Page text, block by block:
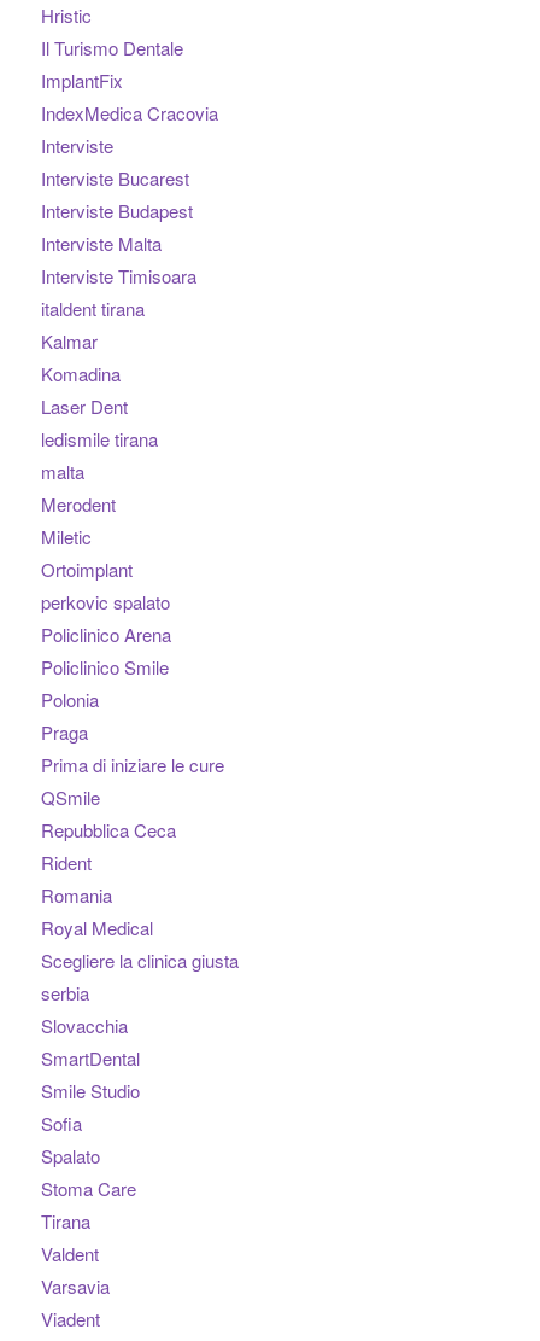
Hristic
Il Turismo Dentale
ImplantFix
IndexMedica Cracovia
Interviste
Interviste Bucarest
Interviste Budapest
Interviste Malta
Interviste Timisoara
italdent tirana
Kalmar
Komadina
Laser Dent
ledismile tirana
malta
Merodent
Miletic
Ortoimplant
perkovic spalato
Policlinico Arena
Policlinico Smile
Polonia
Praga
Prima di iniziare le cure
QSmile
Repubblica Ceca
Rident
Romania
Royal Medical
Scegliere la clinica giusta
serbia
Slovacchia
SmartDental
Smile Studio
Sofia
Spalato
Stoma Care
Tirana
Valdent
Varsavia
Viadent